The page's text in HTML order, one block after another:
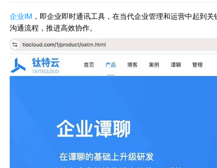
企业IM ，即企业即时通讯工具，在当代企业管理和运营中起到
沟通流程，推进高效协作。